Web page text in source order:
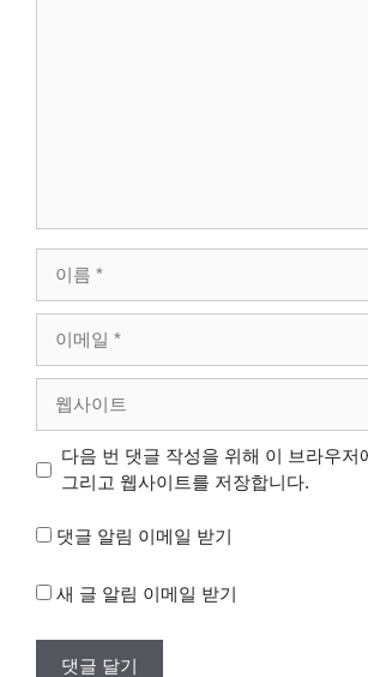
일
트
다음 번 댓글 작성을 위해 이 브라우저
그리고 웹사이트를 저장합니다.
댓글 알림 이메일 받기
새 글 알림 이메일 받기